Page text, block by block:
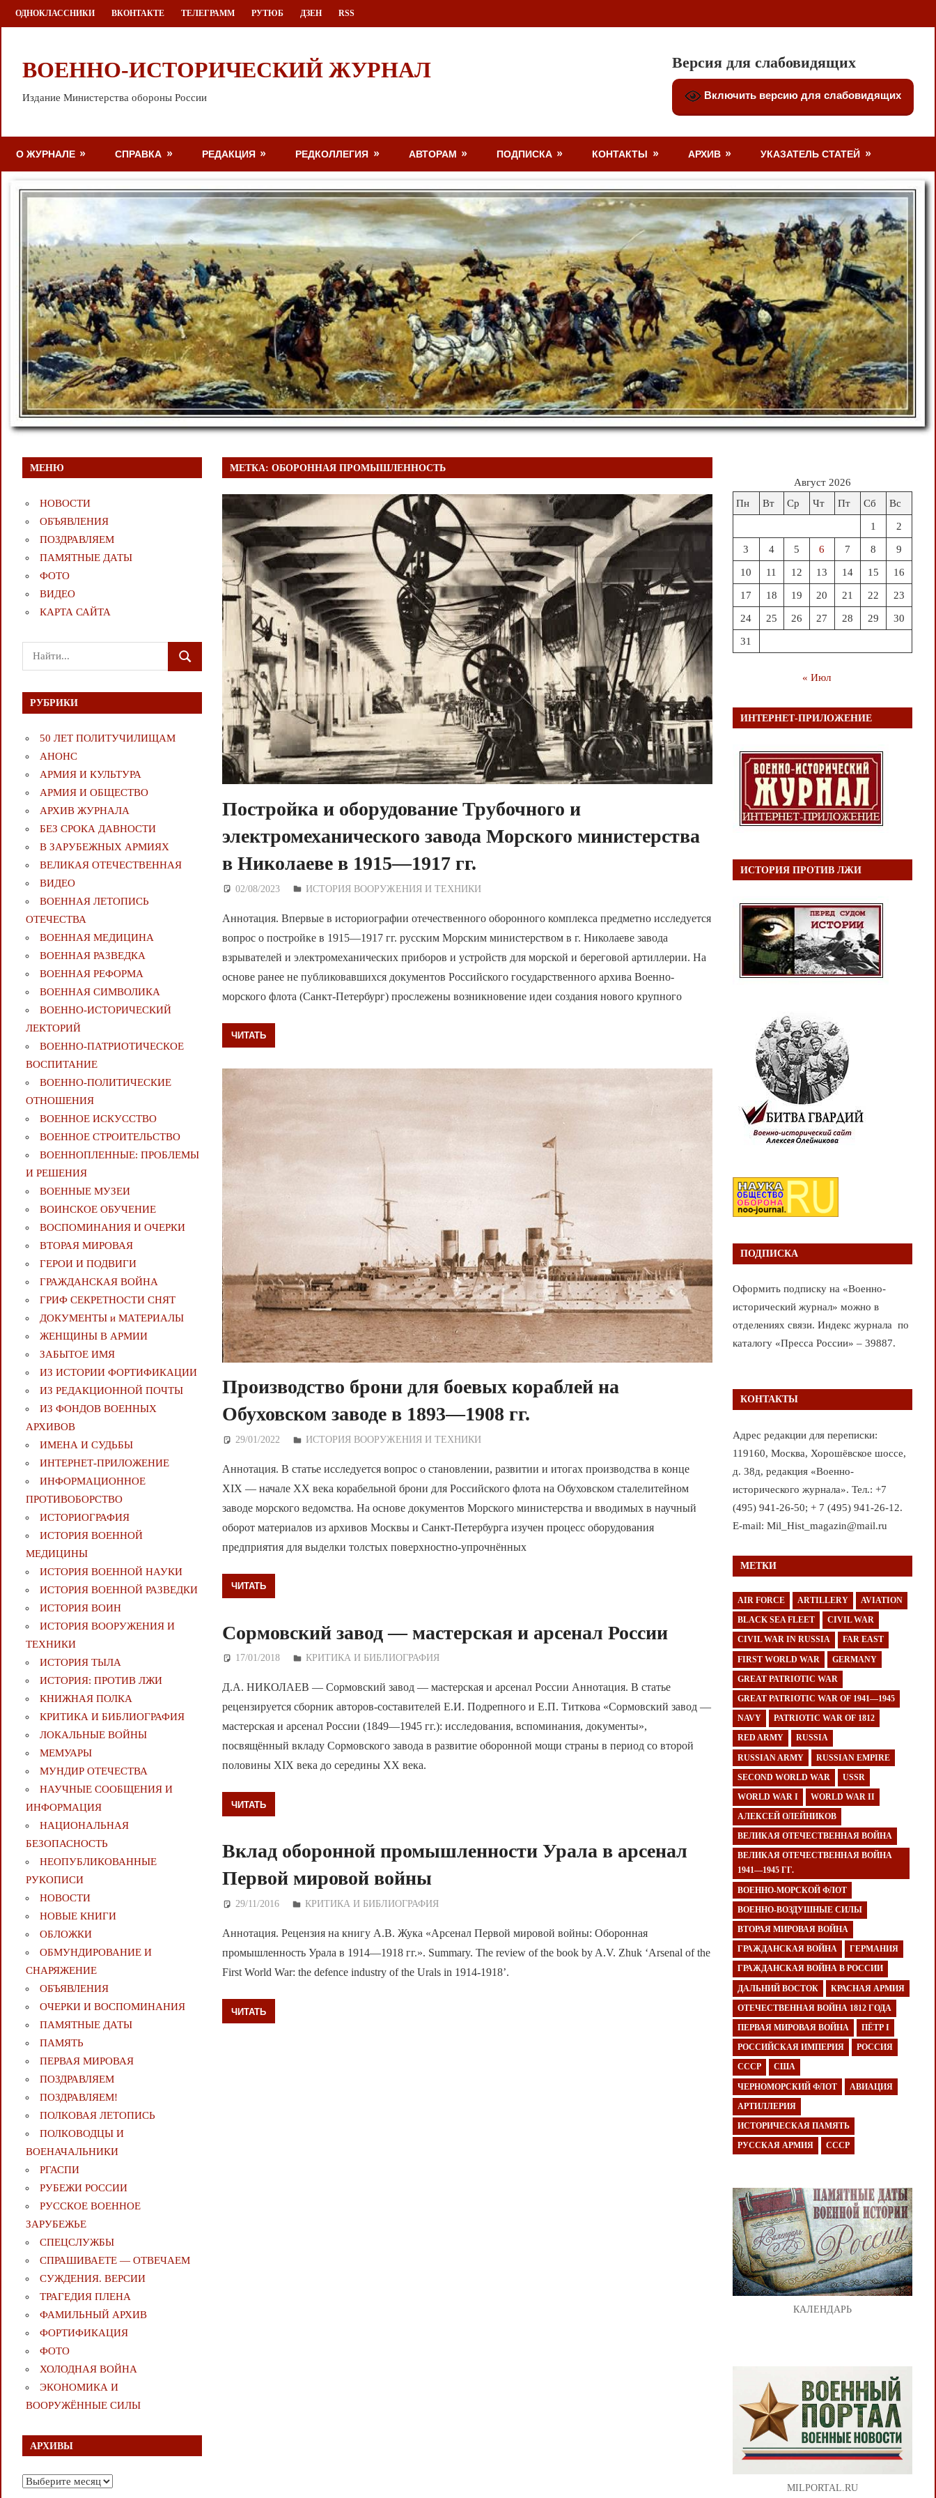
Перейти
к
ОДНОКЛАССНИКИ ВКОНТАКТЕ ТЕЛЕГРАММ РУТЮБ ДЗЕН RSS
ВОЕННО-ИСТОРИЧЕСКИЙ ЖУРНАЛ
Издание Министерства обороны России
Версия для слабовидящих
Включить версию для слабовидящих
О ЖУРНАЛЕ СПРАВКА РЕДАКЦИЯ РЕДКОЛЛЕГИЯ АВТОРАМ ПОДПИСКА КОНТАКТЫ АРХИВ УКАЗАТЕЛЬ СТАТЕЙ
МЕТКА:ОБОРОННАЯ ПРОМЫШЛЕННОСТЬ
Постройка и оборудование Трубочного и
электромеханического завода Морского министерства
в Николаеве в 1915—1917 гг.
02/08/2023 Дежурный по Редакции
ИСТОРИЯ ВООРУЖЕНИЯ И ТЕХНИКИ
Аннотация. Впервые в историографии отечественного оборонного комплекса предметно исследуется
вопрос о постройке в 1915—1917 гг. русским Морским министерством в г. Николаеве завода
взрывателей и электромеханических приборов и устройств для морской и береговой артиллерии. На
основе ранее не публиковавшихся документов Российского государственного архива Военно-
морского флота (Санкт-Петербург) прослежены возникновение идеи создания нового крупного
ЧИТАТЬ
Производство брони для боевых кораблей на
Обуховском заводе в 1893—1908 гг.
29/01/2022 Дежурный по Редакции
ИСТОРИЯ ВООРУЖЕНИЯ И ТЕХНИКИ
Аннотация. В статье исследуется вопрос о становлении, развитии и итогах производства в конце
XIX — начале ХХ века корабельной брони для Российского флота на Обуховском сталелитейном
заводе морского ведомства. На основе документов Морского министерства и вводимых в научный
оборот материалов из архивов Москвы и Санкт-Петербурга изучен процесс оборудования
предприятия для выделки толстых поверхностно-упрочнённых
ЧИТАТЬ
Сормовский завод — мастерская и арсенал России
17/01/2018 Дежурный по Редакции
КРИТИКА И БИБЛИОГРАФИЯ
Д.А. НИКОЛАЕВ — Сормовский завод — мастерская и арсенал России Аннотация. В статье
рецензируется сборник авторов-составителей Е.И. Подрепного и Е.П. Титкова «Сормовский завод —
мастерская и арсенал России (1849—1945 гг.): исследования, вспоминания, документы»,
посвящённый вкладу Сормовского завода в развитие оборонной мощи страны в период со второй
половины XIX века до середины XX века.
ЧИТАТЬ
Вклад оборонной промышленности Урала в арсенал
Первой мировой войны
29/11/2016 Дежурный по Редакции
КРИТИКА И БИБЛИОГРАФИЯ
Аннотация. Рецензия на книгу А.В. Жука «Арсенал Первой мировой войны: Оборонная
промышленность Урала в 1914—1918 гг.». Summary. The review of the book by A.V. Zhuk ‘Arsenal of the
First World War: the defence industry of the Urals in 1914-1918’.
ЧИТАТЬ
МЕНЮ
НОВОСТИ
ОБЪЯВЛЕНИЯ
ПОЗДРАВЛЯЕМ
ПАМЯТНЫЕ ДАТЫ
ФОТО
ВИДЕО
КАРТА САЙТА
Поиск
для:
ПОИСК
РУБРИКИ
50 ЛЕТ ПОЛИТУЧИЛИЩАМ
АНОНС
АРМИЯ И КУЛЬТУРА
АРМИЯ И ОБЩЕСТВО
АРХИВ ЖУРНАЛА
БЕЗ СРОКА ДАВНОСТИ
В ЗАРУБЕЖНЫХ АРМИЯХ
ВЕЛИКАЯ ОТЕЧЕСТВЕННАЯ
ВИДЕО
ВОЕННАЯ ЛЕТОПИСЬ
ОТЕЧЕСТВА
ВОЕННАЯ МЕДИЦИНА
ВОЕННАЯ РАЗВЕДКА
ВОЕННАЯ РЕФОРМА
ВОЕННАЯ СИМВОЛИКА
ВОЕННО-ИСТОРИЧЕСКИЙ
ЛЕКТОРИЙ
ВОЕННО-ПАТРИОТИЧЕСКОЕ
ВОСПИТАНИЕ
ВОЕННО-ПОЛИТИЧЕСКИE
ОТНОШЕНИЯ
ВОЕННОЕ ИСКУССТВО
ВОЕННОЕ СТРОИТЕЛЬСТВО
ВОЕННОПЛЕННЫЕ: ПРОБЛЕМЫ
И РЕШЕНИЯ
ВОЕННЫЕ МУЗЕИ
ВОИНСКОЕ ОБУЧЕНИЕ
ВОСПОМИНАНИЯ И ОЧЕРКИ
ВТОРАЯ МИРОВАЯ
ГЕРОИ И ПОДВИГИ
ГРАЖДАНСКАЯ ВОЙНА
ГРИФ СЕКРЕТНОСТИ СНЯТ
ДОКУМЕНТЫ и МАТЕРИАЛЫ
ЖЕНЩИНЫ В АРМИИ
ЗАБЫТОЕ ИМЯ
ИЗ ИСТОРИИ ФОРТИФИКАЦИИ
ИЗ РЕДАКЦИОННОЙ ПОЧТЫ
ИЗ ФОНДОВ ВОЕННЫХ
АРХИВОВ
ИМЕНА И СУДЬБЫ
ИНТЕРНЕТ-ПРИЛОЖЕНИЕ
ИНФОРМАЦИОННОЕ
ПРОТИВОБОРСТВО
ИСТОРИОГРАФИЯ
ИСТОРИЯ ВОЕННОЙ
МЕДИЦИНЫ
ИСТОРИЯ ВОЕННОЙ НАУКИ
ИСТОРИЯ ВОЕННОЙ РАЗВЕДКИ
ИСТОРИЯ ВОИН
ИСТОРИЯ ВООРУЖЕНИЯ И
ТЕХНИКИ
ИСТОРИЯ ТЫЛА
ИСТОРИЯ: ПРОТИВ ЛЖИ
КНИЖНАЯ ПОЛКА
КРИТИКА И БИБЛИОГРАФИЯ
ЛОКАЛЬНЫЕ ВОЙНЫ
МЕМУАРЫ
МУНДИР ОТЕЧЕСТВА
НАУЧНЫЕ СООБЩЕНИЯ И
ИНФОРМАЦИЯ
НАЦИОНАЛЬНАЯ
БЕЗОПАСНОСТЬ
НЕОПУБЛИКОВАННЫЕ
РУКОПИСИ
НОВОСТИ
НОВЫЕ КНИГИ
ОБЛОЖКИ
ОБМУНДИРОВАНИЕ И
СНАРЯЖЕНИЕ
ОБЪЯВЛЕНИЯ
ОЧЕРКИ И ВОСПОМИНАНИЯ
ПАМЯТНЫЕ ДАТЫ
ПАМЯТЬ
ПЕРВАЯ МИРОВАЯ
ПОЗДРАВЛЯЕМ
ПОЗДРАВЛЯЕМ!
ПОЛКОВАЯ ЛЕТОПИСЬ
ПОЛКОВОДЦЫ И
ВОЕНАЧАЛЬНИКИ
РГАСПИ
РУБЕЖИ РОССИИ
РУССКОЕ ВОЕННОЕ
ЗАРУБЕЖЬЕ
СПЕЦСЛУЖБЫ
СПРАШИВАЕТЕ — ОТВЕЧАЕМ
СУЖДЕНИЯ. ВЕРСИИ
ТРАГЕДИЯ ПЛЕНА
ФАМИЛЬНЫЙ АРХИВ
ФОРТИФИКАЦИЯ
ФОТО
ХОЛОДНАЯ ВОЙНА
ЭКОНОМИКА И
ВООРУЖЁННЫЕ СИЛЫ
АРХИВЫ
Архивы
Август 2026
Пн
Вт Ср Чт Пт Сб Вс
1 2
3 4 5 6 7 8 9
10 11 12 13 14 15 16
17 18 19 20 21 22 23
24 25 26 27 28 29 30
31
« Июл
ИНТЕРНЕТ-ПРИЛОЖЕНИЕ
ИСТОРИЯ ПРОТИВ ЛЖИ
ПОДПИСКА
Оформить подписку на «Военно-
исторический журнал» можно в
отделениях связи. Индекс журнала по
каталогу «Пресса России» – 39887.
КОНТАКТЫ
Адрес редакции для переписки:
119160, Москва, Хорошёвское шоссе,
д. 38д, редакция «Военно-
исторического журнала». Тел.: +7
(495) 941-26-50; + 7 (495) 941-26-12.
E-mail: Mil_Hist_magazin@mail.ru
МЕТКИ
AIR FORCE ARTILLERY AVIATION
BLACK SEA FLEET CIVIL WAR
CIVIL WAR IN RUSSIA FAR EAST
FIRST WORLD WAR GERMANY
GREAT PATRIOTIC WAR
GREAT PATRIOTIC WAR OF 1941—1945
NAVY PATRIOTIC WAR OF 1812
RED ARMY RUSSIA
RUSSIAN ARMY RUSSIAN EMPIRE
SECOND WORLD WAR USSR
WORLD WAR I WORLD WAR II
АЛЕКСЕЙ ОЛЕЙНИКОВ
ВЕЛИКАЯ ОТЕЧЕСТВЕННАЯ ВОЙНА
ВЕЛИКАЯ ОТЕЧЕСТВЕННАЯ ВОЙНА
1941—1945 ГГ.
ВОЕННО-МОРСКОЙ ФЛОТ
ВОЕННО-ВОЗДУШНЫЕ СИЛЫ
ВТОРАЯ МИРОВАЯ ВОЙНА
ГРАЖДАНСКАЯ ВОЙНА ГЕРМАНИЯ
ГРАЖДАНСКАЯ ВОЙНА В РОССИИ
ДАЛЬНИЙ ВОСТОК КРАСНАЯ АРМИЯ
ОТЕЧЕСТВЕННАЯ ВОЙНА 1812 ГОДА
ПЕРВАЯ МИРОВАЯ ВОЙНА ПЁТР I
РОССИЙСКАЯ ИМПЕРИЯ РОССИЯ
СССР США
ЧЕРНОМОРСКИЙ ФЛОТ АВИАЦИЯ
АРТИЛЛЕРИЯ
ИСТОРИЧЕСКАЯ ПАМЯТЬ
РУССКАЯ АРМИЯ СССР
КАЛЕНДАРЬ
MILPORTAL.RU